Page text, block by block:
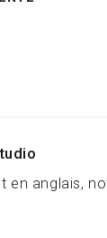
en anglais,